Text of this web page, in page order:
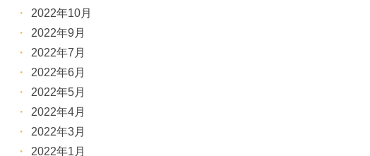
2022年10月
2022年9月
2022年7月
2022年6月
2022年5月
2022年4月
2022年3月
2022年1月